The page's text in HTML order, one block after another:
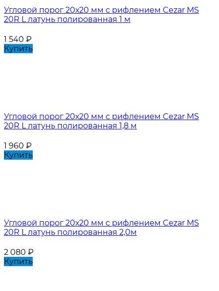
Угловой порог 20х20 мм с рифлением Cezar MS
20R L латунь полированная 1 м
1 540 ₽
Купить
Угловой порог 20х20 мм с рифлением Cezar MS
20R L латунь полированная 1,8 м
1 960 ₽
Купить
Угловой порог 20х20 мм с рифлением Cezar MS
20R L латунь полированная 2,0м
2 080 ₽
Купить